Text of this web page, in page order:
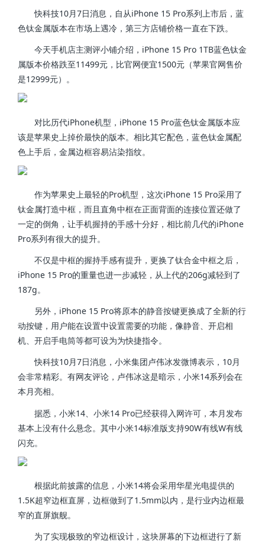
快科技10月7日消息，自从iPhone 15 Pro系列上市后，蓝
色钛金属版本在市场上遇冷，第三方店铺价格一直在下跌。
今天手机店主测评小铺介绍，iPhone 15 Pro 1TB蓝色钛金
属版本价格跌至11499元，比官网便宜1500元（苹果官网售价
是12999元）。
对比历代iPhone机型，iPhone 15 Pro蓝色钛金属版本应
该是苹果史上掉价最快的版本。相比其它配色，蓝色钛金属配
色上手后，金属边框容易沾染指纹。
作为苹果史上最轻的Pro机型，这次iPhone 15 Pro采用了
钛金属打造中框，而且直角中框在正面背面的连接位置还做了
一定的倒角，让手机握持的手感十分好，相比前几代的iPhone
Pro系列有很大的提升。
不仅是中框的握持手感有提升，更换了钛合金中框之后，
iPhone 15 Pro的重量也进一步减轻，从上代的206g减轻到了
187g。
另外，iPhone 15 Pro将原本的静音按键更换成了全新的行
动按键，用户能在设置中设置需要的功能，像静音、开启相
机、开启手电筒等都可设为为快捷指令。
快科技10月7日消息，小米集团卢伟冰发微博表示，10月
会非常精彩。有网友评论，卢伟冰这是暗示，小米14系列会在
本月亮相。
据悉，小米14、小米14 Pro已经获得入网许可，本月发布
基本上没有什么悬念。其中小米14标准版支持90W有线W有线
闪充。
根据此前披露的信息，小米14将会采用华星光电提供的
1.5K超窄边框直屏，边框做到了1.5mm以内，是行业内边框最
窄的直屏旗舰。
为了实现极致的窄边框设计，这块屏幕的下边框进行了新